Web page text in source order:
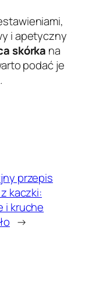
i apetyczny
skórka na
podać je
przepis
kaczki:
i kruche
→